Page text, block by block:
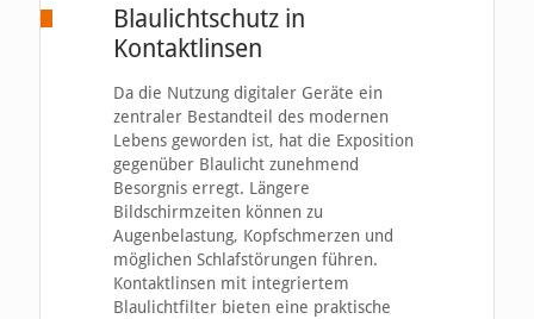
Blaulichtschutz in
Kontaktlinsen
Da die Nutzung digitaler Geräte ein
zentraler Bestandteil des modernen
Lebens geworden ist, hat die Exposition
gegenüber Blaulicht zunehmend
Besorgnis erregt. Längere
Bildschirmzeiten können zu
Augenbelastung, Kopfschmerzen und
möglichen Schlafstörungen führen.
Kontaktlinsen mit integriertem
Blaulichtfilter bieten eine praktische